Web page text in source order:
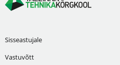
Sisseastujale
Vastuvõtt